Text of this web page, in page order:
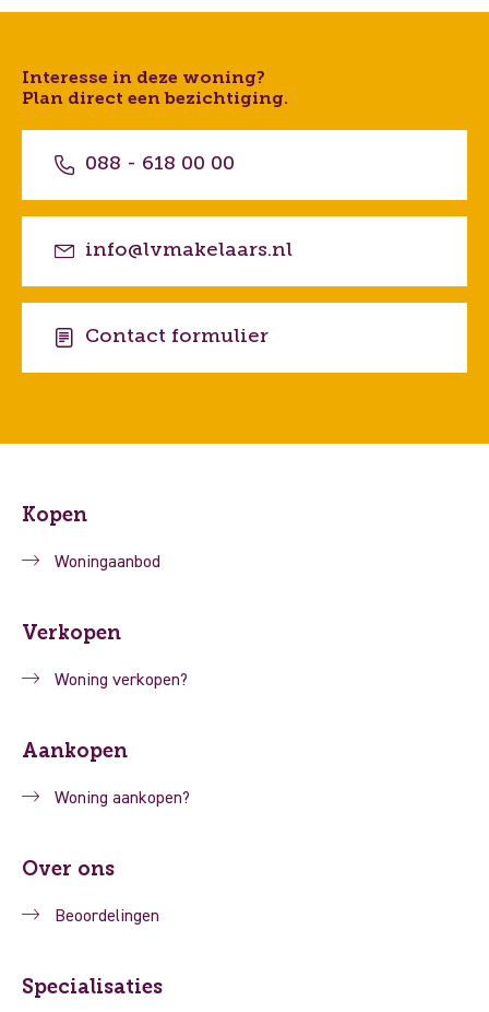
Interesse in deze woning?
Plan direct een bezichtiging.
088 - 618 00 00
info@lvmakelaars.nl
Contact formulier
Kopen
Woningaanbod
Verkopen
Woning verkopen?
Aankopen
Woning aankopen?
Over ons
Beoordelingen
Specialisaties